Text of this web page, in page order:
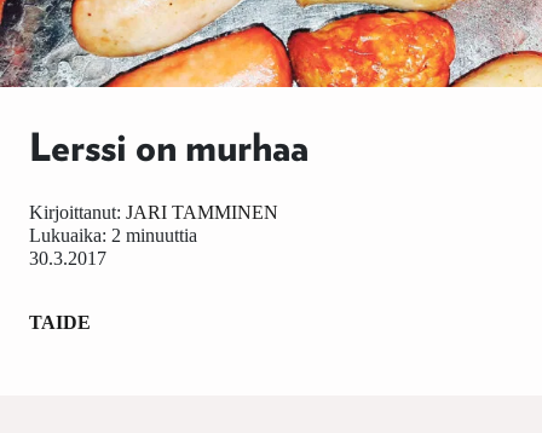
Lerssi on murhaa
30.3.2017
Kirjoittanut: JARI TAMMINEN
Lukuaika: 2 minuuttia
TAIDE